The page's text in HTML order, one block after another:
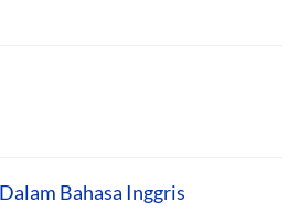
Bahasa Inggris